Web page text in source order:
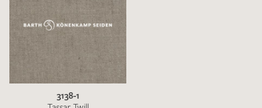
MUSTERANFRAGE SENDEN
3138-1